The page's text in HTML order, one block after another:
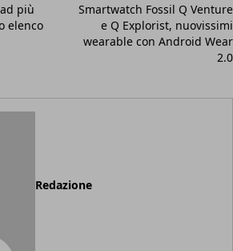
più
elenco
Smartwatch Fossil Q Venture
e Q Explorist, nuovissimi
wearable con Android Wear
2.0
Redazione